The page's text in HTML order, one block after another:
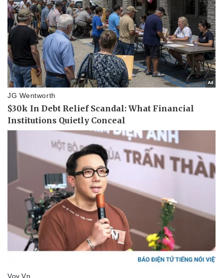
Kinh tế
Bất động sản
Khởi nghiệp
Thị trường
Giá vàng
Tiêu dùng
Tỷ giá
Chứng khoán
Giá cà phê